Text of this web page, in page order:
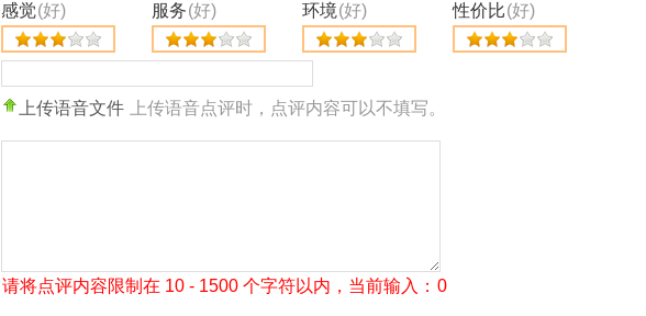
感觉(好) 服务(好) 环境(好) 性价比(好)
上传语音文件
上传语音点评时，点评内容可以不填写。
请将点评内容限制在 10 - 1500 个字符以内，当前输入： 0